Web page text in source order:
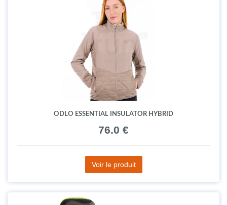
ODLO ESSENTIAL INSULATOR HYBRID
76.0 €
Voir le produit